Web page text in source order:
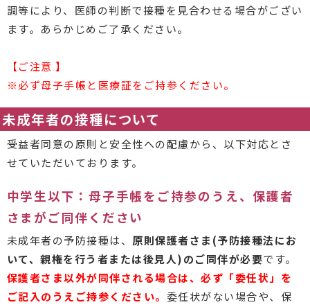
調等により、医師の判断で接種を見合わせる場合がござい
ます。あらかじめご了承ください。
【ご注意 】
※必ず母子手帳と医療証をご持参ください。
未成年者の接種について
受益者同意の原則と安全性への配慮から、以下対応とさ
せていただいております。
中学生以下：母子手帳をご持参のうえ、保護者
さまがご同伴ください
未成年者の予防接種は、 原則保護者さま(予防接種法にお
いて、親権を行う者または後見人)のご同伴が必要です。
保護者さま以外が同伴される場合は、必ず「委任状」を
ご記入のうえご持参ください。 委任状がない場合や、保